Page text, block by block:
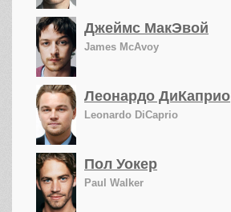
Джеймс МакЭвой
James McAvoy
Леонардо ДиКаприо
Leonardo DiCaprio
Пол Уокер
Paul Walker